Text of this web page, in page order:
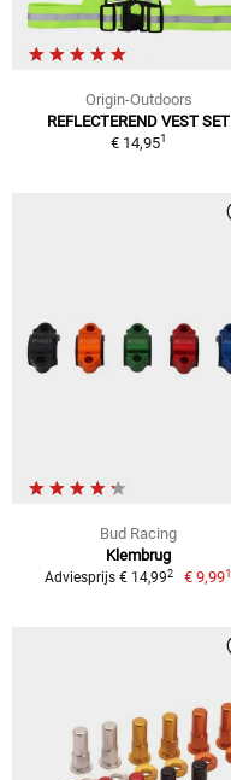
Origin-Outdoors
REFLECTEREND VEST SET
€ 14,951
Bud Racing
Klembrug
Adviesprijs € 14,992 € 9,991